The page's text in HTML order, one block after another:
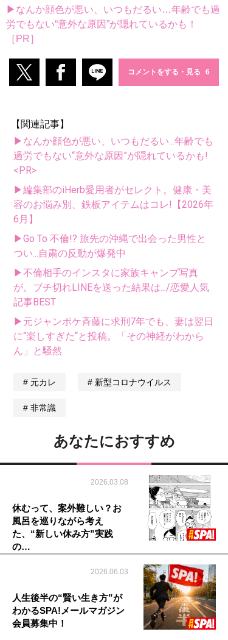
▶なんか顔色が悪い、いつもだるい…年齢でも過
労でもない“意外な原因”が隠れているかも！
［PR］
コメントをする・見る
【関連記事】
▶なんか顔色が悪い、いつもだるい...年齢でも
過労でもない“意外な原因”が隠れているかも!
<PR>
▶編集部のiHerb愛用者がセレクト。健康・美
容のお悩み別、鉄板アイテムはコレ!【2026年
6月】
▶Go To 不倫!? 旅先の沖縄で出会った男性と
つい...自粛の反動が爆発中
▶不倫相手のインスタに家族キャンプ写真
が。ブチ切れLINEを送った結果は.../恋愛人気
記事BEST
▶元ジャンポケ斉藤に求刑7年でも、妻は翌日
に“楽しすぎた“と投稿。「その神経がわから
ん」と騒然
元カレ 新型コロナウイルス
非常識
あなたにおすすめ
2026.03.08
休むって、案外難しい？お
風呂を巡りながら考え
た、“新しい休み方”実践
の…
2026.06.03
人生後半の“賢い生き方”が
わかるSPA!メールマガジン
会員募集中！